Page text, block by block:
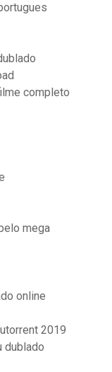
completo
mega
online
2019
dublado